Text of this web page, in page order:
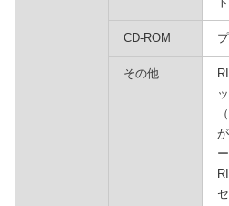
CD-ROM
その他